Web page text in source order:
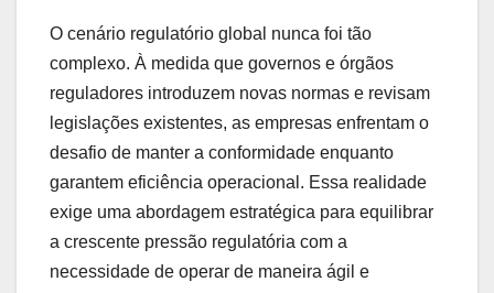
O cenário regulatório global nunca foi tão
complexo. À medida que governos e órgãos
reguladores introduzem novas normas e revisam
legislações existentes, as empresas enfrentam o
desafio de manter a conformidade enquanto
garantem eficiência operacional. Essa realidade
exige uma abordagem estratégica para equilibrar
a crescente pressão regulatória com a
necessidade de operar de maneira ágil e